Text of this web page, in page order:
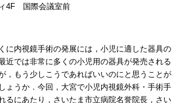
4F 国際会議室前
に内視鏡手術の発展には，小児に適した器具の
近では非常に多くの小児用の器具が発売される
，もう少しこうであればいいのにと思うことが
ょうか．今回，大宮で小児内視鏡外科・手術手
るにあたり，さいたま市立病院名誉院長，さい